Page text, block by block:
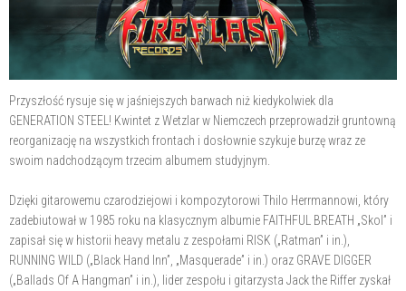
Przyszłość rysuje się w jaśniejszych barwach niż kiedykolwiek dla
GENERATION STEEL! Kwintet z Wetzlar w Niemczech przeprowadził gruntowną
reorganizację na wszystkich frontach i dosłownie szykuje burzę wraz ze
swoim nadchodzącym trzecim albumem studyjnym.
Dzięki gitarowemu czarodziejowi i kompozytorowi Thilo Herrmannowi, który
zadebiutował w 1985 roku na klasycznym albumie FAITHFUL BREATH „Skol” i
zapisał się w historii heavy metalu z zespołami RISK („Ratman” i in.),
RUNNING WILD („Black Hand Inn”, „Masquerade” i in.) oraz GRAVE DIGGER
(„Ballads Of A Hangman” i in.), lider zespołu i gitarzysta Jack the Riffer zyskał